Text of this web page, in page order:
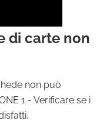
di carte non
non può
1 - Verificare se i